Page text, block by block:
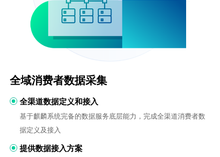
全域消费者数据采集
全渠道数据定义和接入
基于麒麟系统完备的数据服务底层能力，完成全渠道消费者数
据定义及接入
提供数据接入方案